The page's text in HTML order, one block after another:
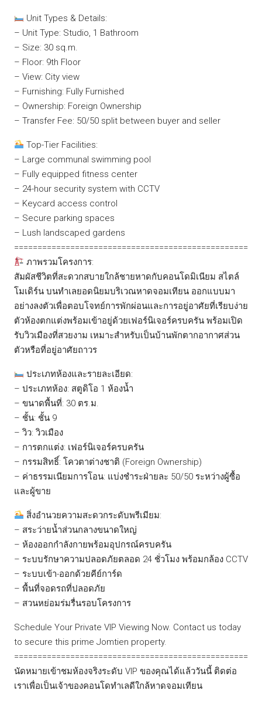
Unit Types & Details:
– Unit Type: Studio, 1 Bathroom
– Size: 30 sq.m.
– Floor: 9th Floor
– View: City view
– Furnishing: Fully Furnished
– Ownership: Foreign Ownership
– Transfer Fee: 50/50 split between buyer and seller
Top-Tier Facilities:
– Large communal swimming pool
– Fully equipped fitness center
– 24-hour security system with CCTV
– Keycard access control
– Secure parking spaces
– Lush landscaped gardens
==================================================
ภาพรวมโครงการ:
สัมผัสชีวิตที่สะดวกสบายใกล้ชายหาดกับคอนโดมิเนียม สไตล์
โมเดิร์น บนทำเลยอดนิยมบริเวณหาดจอมเทียน ออกแบบมา
อย่างลงตัวเพื่อตอบโจทย์การพักผ่อนและการอยู่อาศัยที่เรียบง่าย
ตัวห้องตกแต่งพร้อมเข้าอยู่ด้วยเฟอร์นิเจอร์ครบครัน พร้อมเปิด
รับวิวเมืองที่สวยงาม เหมาะสำหรับเป็นบ้านพักตากอากาศส่วน
ตัวหรือที่อยู่อาศัยถาวร
ประเภทห้องและรายละเอียด:
– ประเภทห้อง: สตูดิโอ 1 ห้องน้ำ
– ขนาดพื้นที่: 30 ตร.ม.
– ชั้น: ชั้น 9
– วิว: วิวเมือง
– การตกแต่ง: เฟอร์นิเจอร์ครบครัน
– กรรมสิทธิ์: โควตาต่างชาติ (Foreign Ownership)
– ค่าธรรมเนียมการโอน: แบ่งชำระฝ่ายละ 50/50 ระหว่างผู้ซื้อ
และผู้ขาย
สิ่งอำนวยความสะดวกระดับพรีเมียม:
– สระว่ายน้ำส่วนกลางขนาดใหญ่
– ห้องออกกำลังกายพร้อมอุปกรณ์ครบครัน
– ระบบรักษาความปลอดภัยตลอด 24 ชั่วโมง พร้อมกล้อง CCTV
– ระบบเข้า-ออกด้วยคีย์การ์ด
– พื้นที่จอดรถที่ปลอดภัย
– สวนหย่อมร่มรื่นรอบโครงการ
Schedule Your Private VIP Viewing Now. Contact us today
to secure this prime Jomtien property.
==================================================
นัดหมายเข้าชมห้องจริงระดับ VIP ของคุณได้แล้ววันนี้ ติดต่อ
เราเพื่อเป็นเจ้าของคอนโดทำเลดีใกล้หาดจอมเทียน